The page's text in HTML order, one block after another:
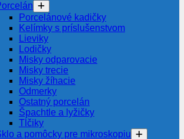
Porcelánové kadičky
Kelímky s príslušenstvom
Lieviky
Lodičky
Misky odparovacie
Misky trecie
Misky žíhacie
Odmerky
Ostatný porcelán
Špachtle a lyžičky
Tĺčiky
a pomôcky pre mikroskopiu